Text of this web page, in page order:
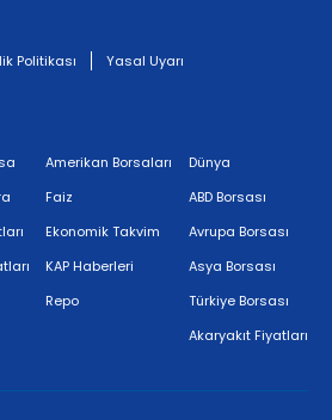
Politikası Yasal Uyarı
Amerikan Borsaları
Faiz
Ekonomik Takvim
KAP Haberleri
Repo
Dünya
ABD Borsası
Avrupa Borsası
Asya Borsası
Türkiye Borsası
Akaryakıt Fiyatları